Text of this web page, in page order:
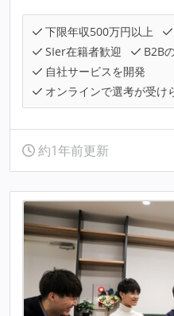
下限年収500万円以上
SIer在籍者歓迎
B2B
自社サービスを開発
オンラインで選考が受け
約1年前更新